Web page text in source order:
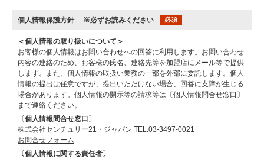
個人情報保護方針 ※必ずお読みください 必須
＜個人情報の取り扱いについて＞
お客様の個人情報はお問い合わせへの回答に利用します。お問い合わせ
内容の連絡のため、お客様の氏名、連絡先等を加盟店にメール等で提供
します。また、個人情報の取扱い業務の一部を外部に委託します。個人
情報の提出は任意ですが、提出いただけない場合、回答に支障が生じる
場合があります。個人情報の開示等の請求等は〔個人情報問合せ窓口〕
まで連絡ください。
〔個人情報問合せ窓口〕
株式会社センチュリー21・ジャパン TEL:03-3497-0021
お問合せフォーム
〔個人情報に関する責任者〕